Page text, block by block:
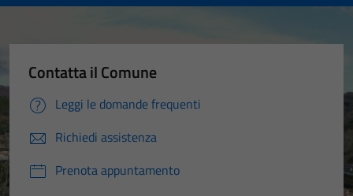
Contatta il Comune
Leggi le domande frequenti
Richiedi assistenza
Prenota appuntamento